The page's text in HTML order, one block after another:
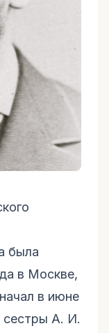
была
в Москве,
в июне
сестры А. И.